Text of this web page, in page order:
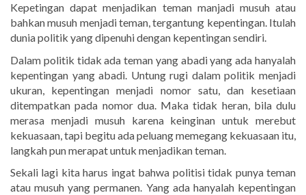
Kepetingan dapat menjadikan teman manjadi musuh atau
bahkan musuh menjadi teman, tergantung kepentingan. Itulah
dunia politik yang dipenuhi dengan kepentingan sendiri.
Dalam politik tidak ada teman yang abadi yang ada hanyalah
kepentingan yang abadi. Untung rugi dalam politik menjadi
ukuran, kepentingan menjadi nomor satu, dan kesetiaan
ditempatkan pada nomor dua. Maka tidak heran, bila dulu
merasa menjadi musuh karena keinginan untuk merebut
kekuasaan, tapi begitu ada peluang memegang kekuasaan itu,
langkah pun merapat untuk menjadikan teman.
Sekali lagi kita harus ingat bahwa politisi tidak punya teman
atau musuh yang permanen. Yang ada hanyalah kepentingan